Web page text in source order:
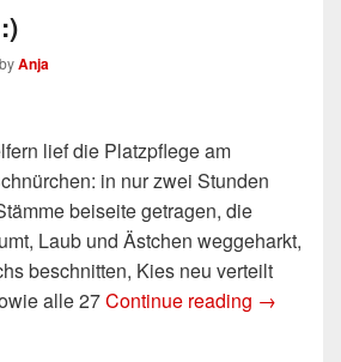
byAnja
lief die Platzpflege am
in nur zwei Stunden
beiseite getragen, die
Laub und Ästchen weggeharkt,
beschnitten, Kies neu verteilt
alle 27Continue reading →